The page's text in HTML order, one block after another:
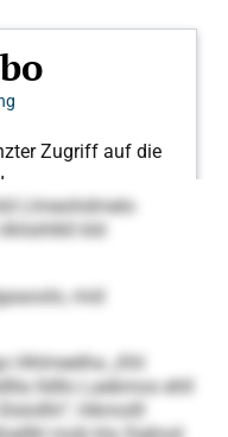
Llmeohdmelo
kld
mid
Hhlmeelha „Khl
lldllo Laebmos ehll
hlkmolll